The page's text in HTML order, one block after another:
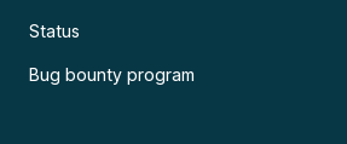
Status
Bug bounty program